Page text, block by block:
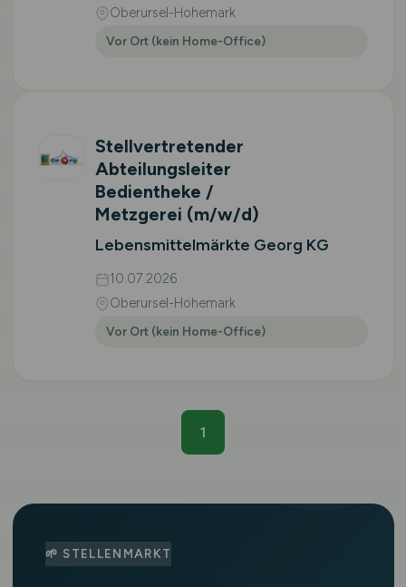
Oberursel-Hohemark
Vor Ort (kein Home-Office)
Stellvertretender
Abteilungsleiter
Bedientheke /
Metzgerei (m/w/d)
Lebensmittelmärkte Georg KG
10.07.2026
Oberursel-Hohemark
Vor Ort (kein Home-Office)
1
🌱 STELLENMARKT